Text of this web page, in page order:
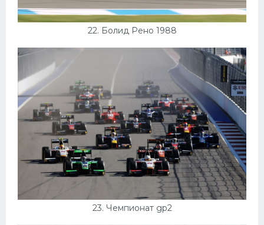
22. Болид Рено 1988
23. Чемпионат gp2